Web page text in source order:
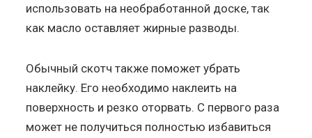
использовать на необработанной доске, так
как масло оставляет жирные разводы.
Обычный скотч также поможет убрать
наклейку. Его необходимо наклеить на
поверхность и резко оторвать. С первого раза
может не получиться полностью избавиться